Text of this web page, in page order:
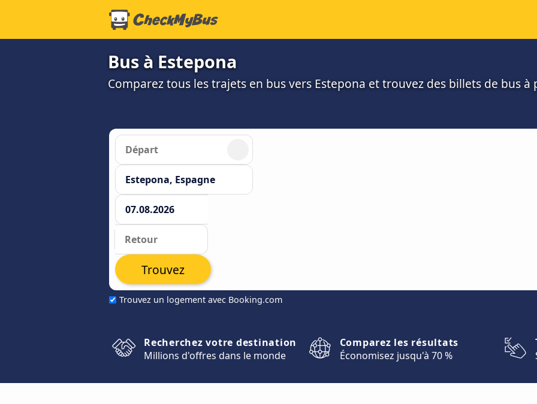
Bus à Estepona
Comparez tous les trajets en bus vers Estepona et trouvez des billets de bus à
Trouvez un logement avec Booking.com
Trouvez
Recherchez votre destination
Millions d'offres dans le monde
Comparez les résultats
Économisez jusqu'à 70 %